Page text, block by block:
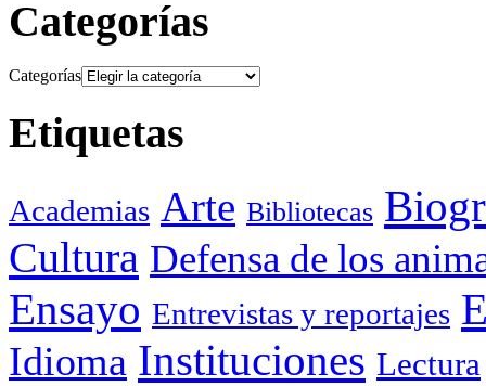
Categorías
Categorías
Etiquetas
Academias Arte Bibliotecas
Cultura Defensa de los
Ensayo Entrevistas y reportajes
Idioma Instituciones Lectura